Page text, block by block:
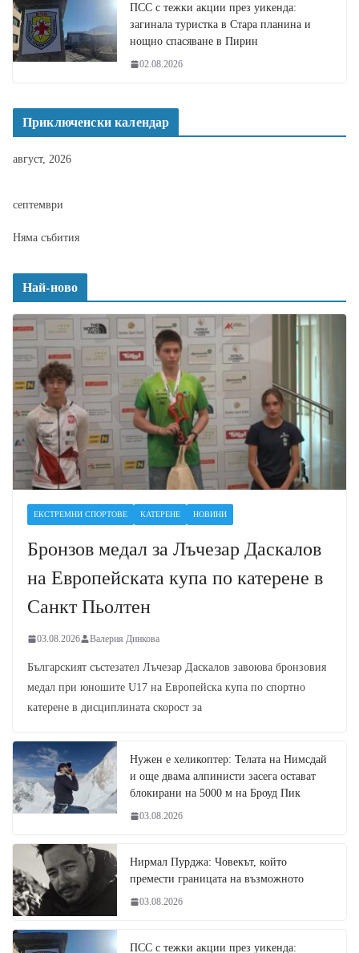
ПСС с тежки акции през уикенда:
загинала туристка в Стара планина и
нощно спасяване в Пирин
02.08.2026
Приключенски календар
август, 2026
септември
Няма събития
Най-ново
ЕКСТРЕМНИ СПОРТОВЕ КАТЕРЕНЕ НОВИНИ
Бронзов медал за Лъчезар Даскалов
на Европейската купа по катерене в
Санкт Пьолтен
03.08.2026 Валерия Динкова
Българският състезател Лъчезар Даскалов завоюва бронзовия
медал при юношите U17 на Европейска купа по спортно
катерене в дисциплината скорост за
Нужен е хеликоптер: Телата на Нимсдай
и още двама алпинисти засега остават
блокирани на 5000 м на Броуд Пик
03.08.2026
Нирмал Пурджа: Човекът, който
премести границата на възможното
03.08.2026
ПСС с тежки акции през уикенда: